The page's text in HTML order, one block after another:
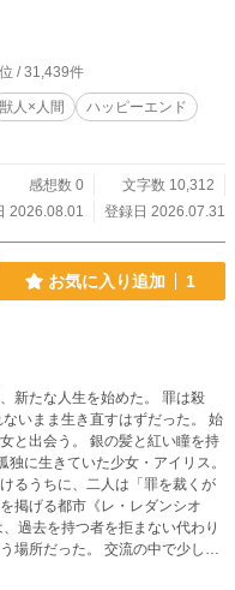
っていく。 未来を視る
命に抗う二人の恋の物語。
位 / 31,439件
獣人×人間
ハッピーエンド
感想数 0
文字数 10,312
2026.08.01
登録日 2026.07.31
お気に入り追加 1
新たな人生を始めた。 罪は殺
いまま生き直すはずだった。 始
と出会う。 銀の髪と紅い瞳を持
独に生きていた少女・アイリス。
るうちに、二人は「罪を裁くが
掲げる都市《レ・レダンシオ
過去を持つ者を拒まない代わり
場所だった。 交流の中で少しず
ス。 しかしそれは、ただの再出